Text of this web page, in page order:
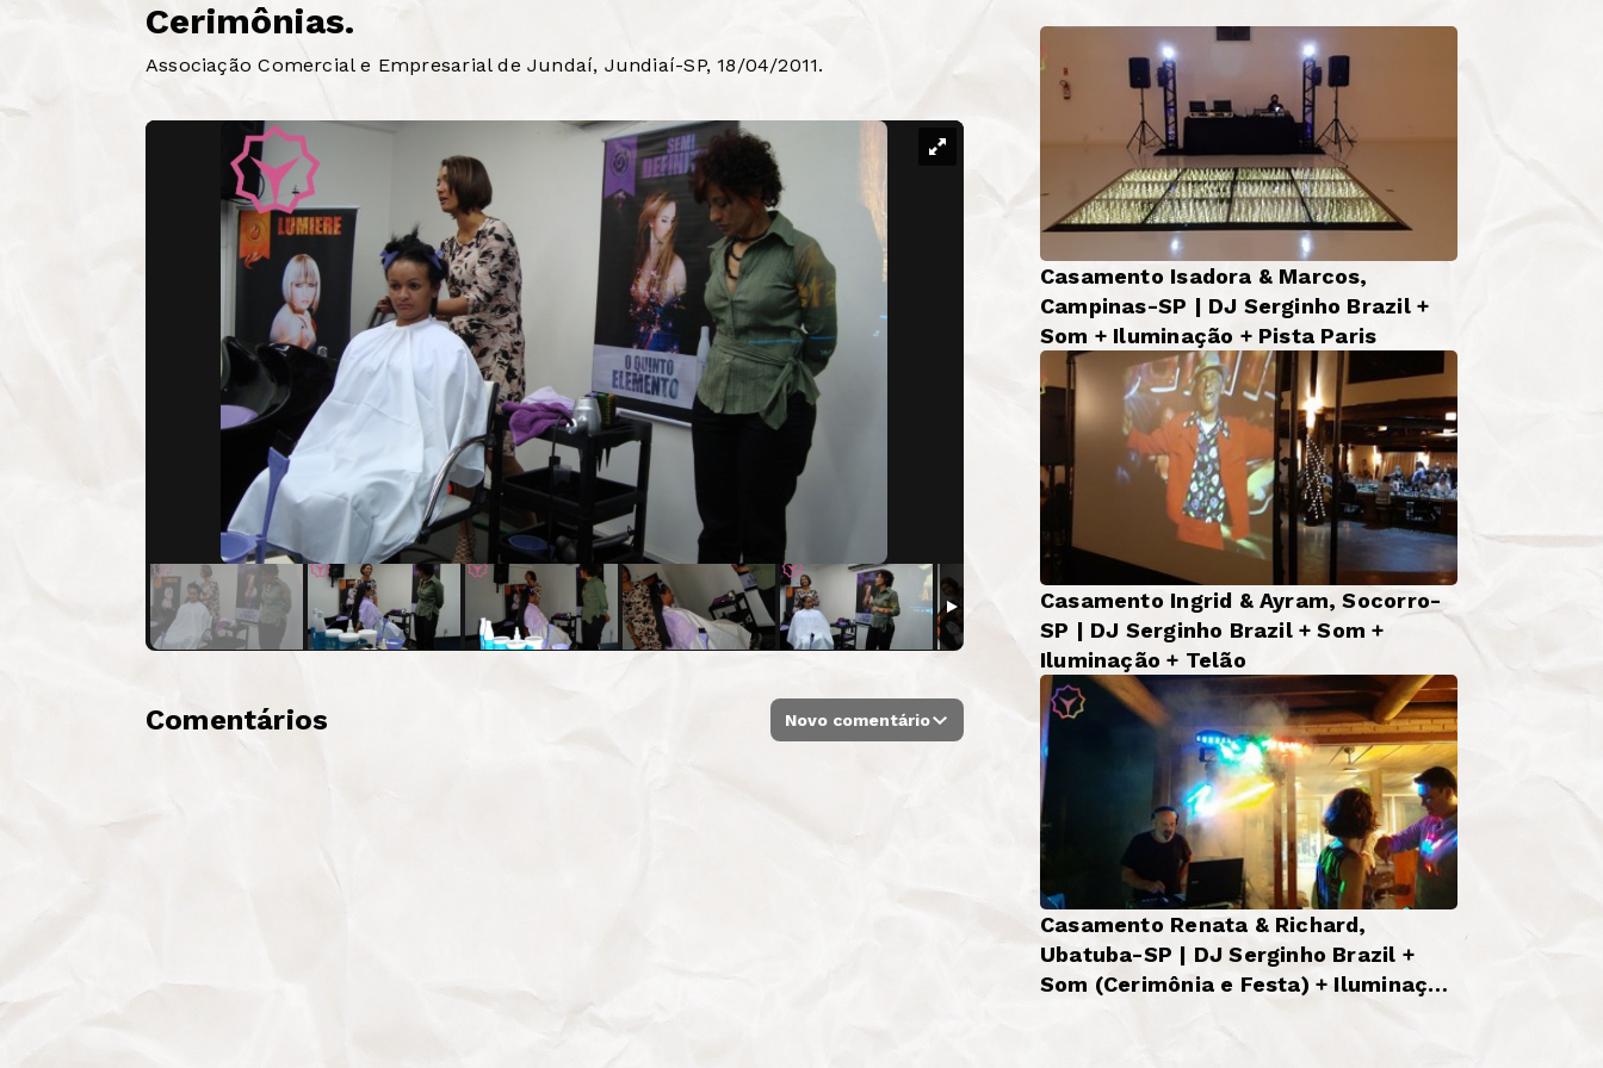
Cerimônias.
Associação Comercial e Empresarial de Jundaí, Jundiaí-SP, 18/04/2011.
Casamento Isadora & Marcos,
Campinas-SP | DJ Serginho Brazil +
Som + Iluminação + Pista Paris
Casamento Ingrid & Ayram, Socorro-
SP | DJ Serginho Brazil + Som +
Iluminação + Telão
Casamento Renata & Richard,
Ubatuba-SP | DJ Serginho Brazil +
Som (Cerimônia e Festa) + Iluminação
Comentários Novo comentário